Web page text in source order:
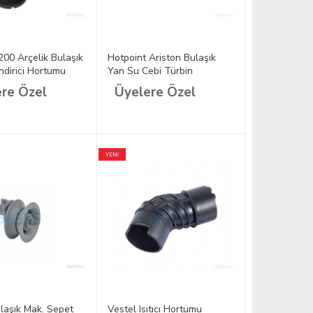
Arçelik Bulaşık
Hortumu
Özel
Hotpoint Ariston Bulaşık
Yan Su Cebi Türbin
C00256546
Üyelere Özel
Mak. Sepet
YENİ
Vestel Isıtıcı Hortumu